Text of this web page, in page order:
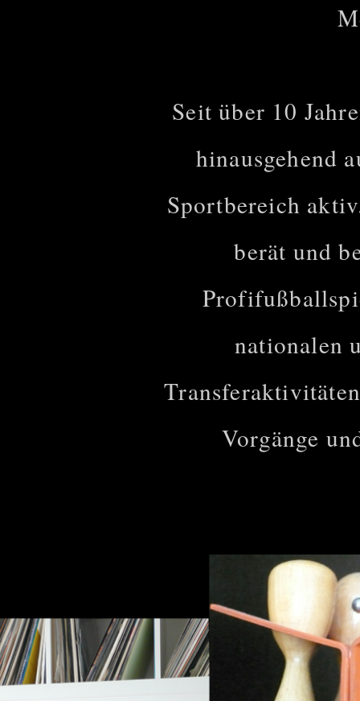
Seit über 10
hinausgehend
Sportbereich
berät und
nationalen
Vorgänge